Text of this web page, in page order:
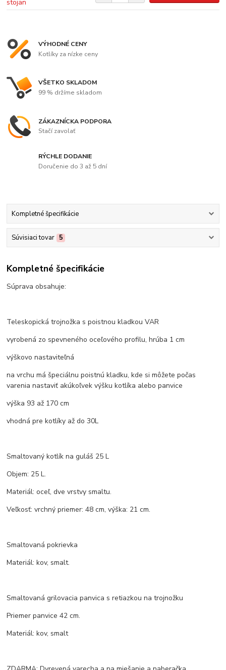
VÝHODNÉ CENY
Kotlíky za nízke ceny
VŠETKO SKLADOM
99 % držíme skladom
ZÁKAZNÍCKA PODPORA
Stačí zavolať
RÝCHLE DODANIE
Doručenie do 3 až 5 dní
Kompletné špecifikácie
Súvisiaci tovar 5
Kompletné špecifikácie
Súprava obsahuje:
Teleskopická trojnožka s poistnou kladkou VAR
vyrobená zo spevneného oceľového profilu, hrúba 1 cm
výškovo nastaviteľná
na vrchu má špeciálnu poistnú kladku, kde si môžete počas
varenia nastaviť akúkoľvek výšku kotlíka alebo panvice
výška 93 až 170 cm
vhodná pre kotlíky až do 30L
Smaltovaný kotlík na guláš 25 L
Objem: 25 L.
Materiál: oceľ, dve vrstvy smaltu.
Veľkosť: vrchný priemer: 48 cm, výška: 21 cm.
Smaltovaná pokrievka
Materiál: kov, smalt.
Smaltovaná grilovacia panvica s retiazkou na trojnožku
Priemer panvice 42 cm.
Materiál: kov, smalt